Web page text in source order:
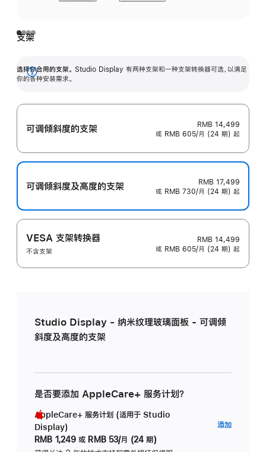
支架
选择你合用的支架。 Studio Display 有两种支架和一种支架转换器可选，以满足
你的各种安装需求。
展
可调倾斜度的支架
RMB 14,499
或 RMB 605/月 (24 期) 起
可调倾斜度及高‍度的支‍架
RMB 17,499
或 RMB 730/月 (24 期) 起
VESA 支架转换器
不含支架
RMB 14,499
或 RMB 605/月 (24 期) 起
Studio Display - 纳米纹理玻璃面板 - 可调倾
斜度及高度的支架
是否要添加 AppleCare+ 服务计划？
AppleCare+ 服务计划 (适用于 Studio
Display)
RMB 1,249 或 RMB 53/月 (24 期)
添加